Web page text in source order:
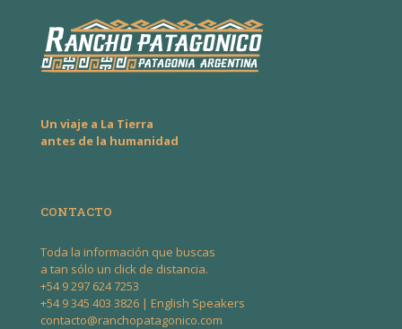
Un viaje a La Tierra
antes de la humanidad
CONTACTO
Toda la información que buscas
a tan sólo un click de distancia.
+54 9 297 624 7253
+54 9 345 403 3826 | English Speakers
contacto@ranchopatagonico.com